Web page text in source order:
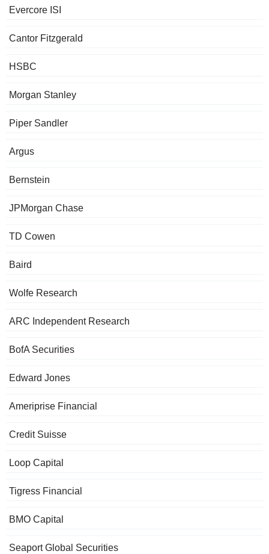
Evercore ISI
Cantor Fitzgerald
HSBC
Morgan Stanley
Piper Sandler
Argus
Bernstein
JPMorgan Chase
TD Cowen
Baird
Wolfe Research
ARC Independent Research
BofA Securities
Edward Jones
Ameriprise Financial
Credit Suisse
Loop Capital
Tigress Financial
BMO Capital
Seaport Global Securities